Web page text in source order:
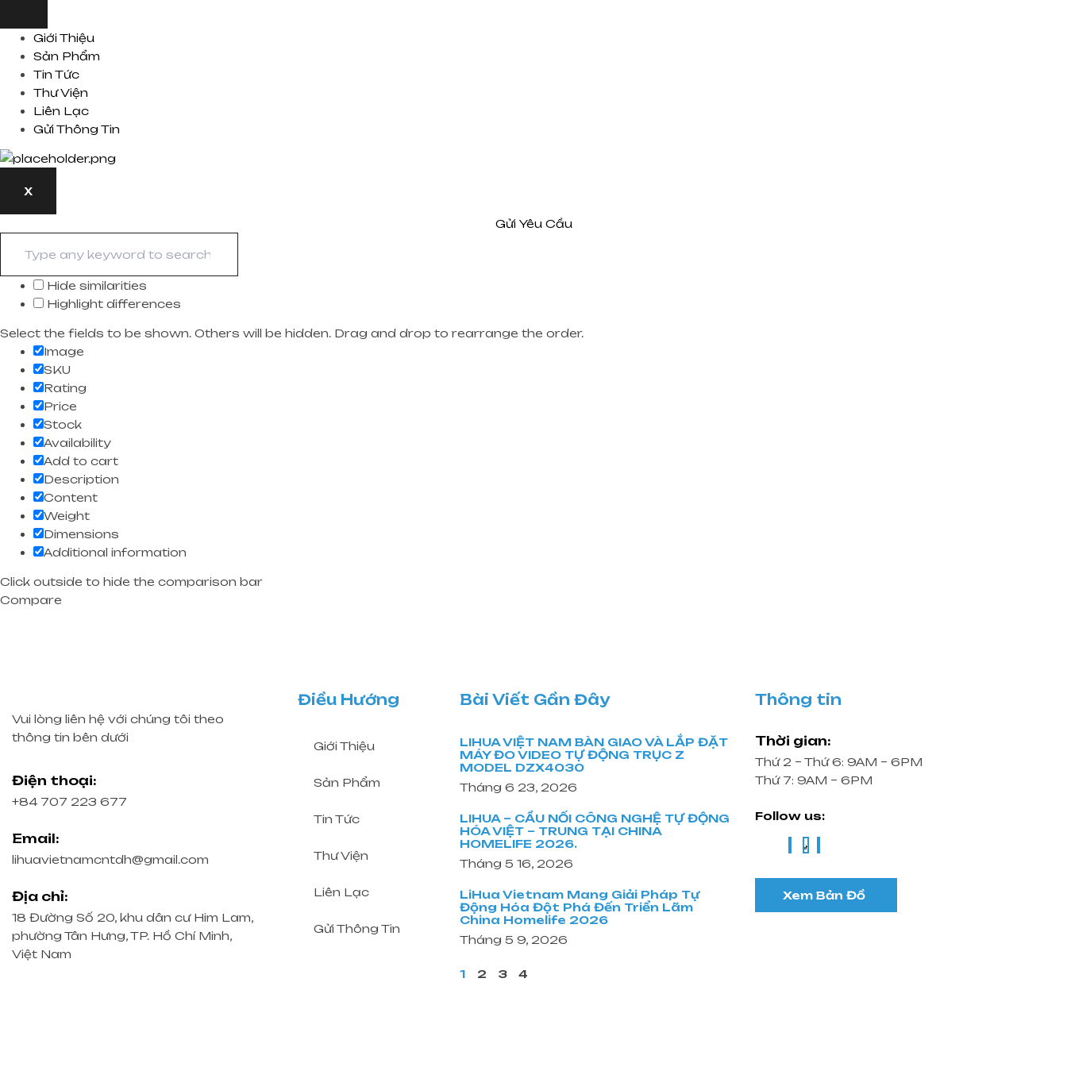
Giới Thiệu
Sản Phẩm
Tin Tức
Thư Viện
Liên Lạc
Gửi Thông Tin
X
Gửi Yêu Cầu
Hide similarities
Highlight differences
Select the fields to be shown. Others will be hidden. Drag and drop to rearrange the order.
Image
SKU
Rating
Price
Stock
Availability
Add to cart
Description
Content
Weight
Dimensions
Additional information
Click outside to hide the comparison bar
Compare
Vui lòng liên hệ với chúng tôi theo
thông tin bên dưới
Điện thoại:
+84 707 223 677
Email:
lihuavietnamcntdh@gmail.com
Địa chỉ:
18 Đường Số 20, khu dân cư Him Lam,
phường Tân Hưng, TP. Hồ Chí Minh,
Việt Nam
Điều Hướng
Giới Thiệu
Sản Phẩm
Tin Tức
Thư Viện
Liên Lạc
Gửi Thông Tin
Bài Viết Gần Đây
LIHUA VIỆT NAM BÀN GIAO VÀ LẮP ĐẶT
MÁY ĐO VIDEO TỰ ĐỘNG TRỤC Z
MODEL DZX4030
Tháng 6 23, 2026
LIHUA – CẦU NỐI CÔNG NGHỆ TỰ ĐỘNG
HÓA VIỆT – TRUNG TẠI CHINA
HOMELIFE 2026.
Tháng 5 16, 2026
LiHua Vietnam Mang Giải Pháp Tự
Động Hóa Đột Phá Đến Triển Lãm
China Homelife 2026
Tháng 5 9, 2026
1 2 3 4
Thông tin
Thời gian:
Thứ 2 – Thứ 6: 9AM – 6PM
Thứ 7: 9AM – 6PM
Follow us:
Xem Bản Đồ